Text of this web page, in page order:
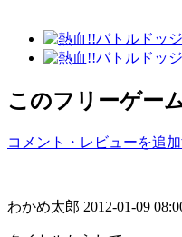
このフリーゲー
コメント・レビューを追
わかめ太郎 2012-01-09